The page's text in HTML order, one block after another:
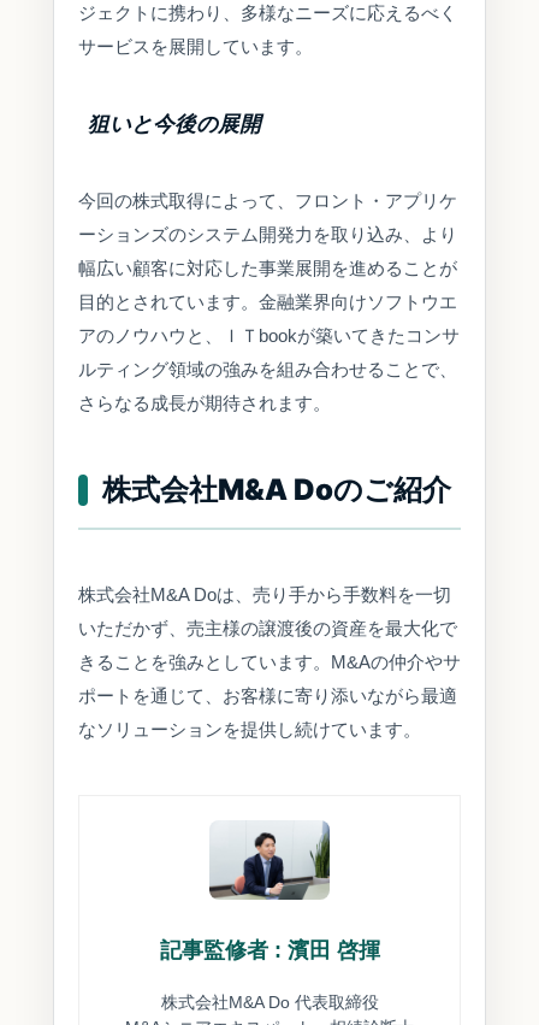
ジェクトに携わり、多様なニーズに応えるべく
サービスを展開しています。
狙いと今後の展開
今回の株式取得によって、フロント・アプリケ
ーションズのシステム開発力を取り込み、より
幅広い顧客に対応した事業展開を進めることが
目的とされています。金融業界向けソフトウエ
アのノウハウと、ＩＴbookが築いてきたコンサ
ルティング領域の強みを組み合わせることで、
さらなる成長が期待されます。
株式会社M&A Doのご紹介
株式会社M&A Doは、売り手から手数料を一切
いただかず、売主様の譲渡後の資産を最大化で
きることを強みとしています。M&Aの仲介やサ
ポートを通じて、お客様に寄り添いながら最適
なソリューションを提供し続けています。
記事監修者 : 濱田 啓揮
株式会社M&A Do 代表取締役